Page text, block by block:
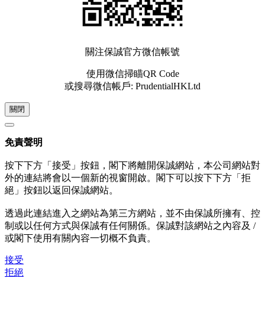
關注保誠官方微信帳號
使用微信掃瞄QR Code
或搜尋微信帳戶: PrudentialHKLtd
關閉
免責聲明
按下下方「接受」按鈕，閣下將離開保誠網站，本公司網站對
外的連結將會以一個新的視窗開啟。閣下可以按下下方「拒
絕」按鈕以返回保誠網站。
透過此連結進入之網站為第三方網站，並不由保誠所擁有、控
制或以任何方式與保誠有任何關係。保誠對該網站之內容及 /
或閣下使用有關內容一切概不負責。
接受
拒絕